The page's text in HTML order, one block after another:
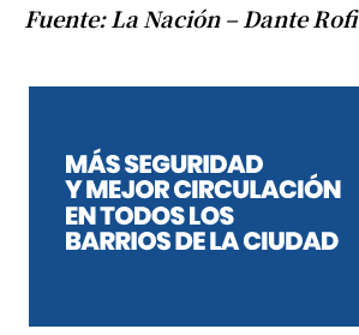
Fuente: La Nación – Dante Rofi